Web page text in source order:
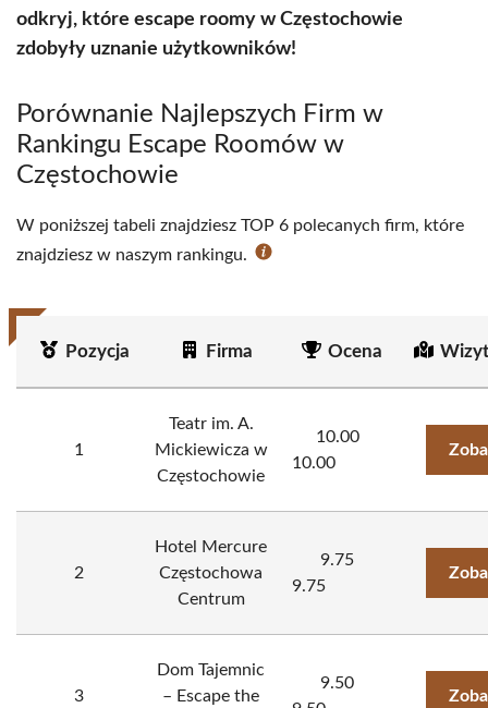
odkryj, które escape roomy w Częstochowie
zdobyły uznanie użytkowników!
Porównanie Najlepszych Firm w
Rankingu Escape Roomów w
Częstochowie
W poniższej tabeli znajdziesz TOP 6 polecanych firm, które
znajdziesz w naszym rankingu.
Pozycja Firma Ocena
1
Teatr im. A.
Mickiewicza w
Częstochowie
10.00
10.00
2
Hotel Mercure
Częstochowa
Centrum
9.75
9.75
3
Dom Tajemnic
– Escape the
9.50